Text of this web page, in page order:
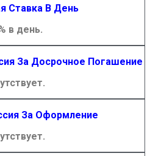
Ставка В День
в день.
За Досрочное Погашение
За Оформление